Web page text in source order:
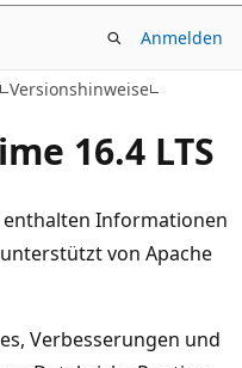
Anmelden
Versionshinweise
16.4 LTS
Informationen
von Apache
Verbesserungen und